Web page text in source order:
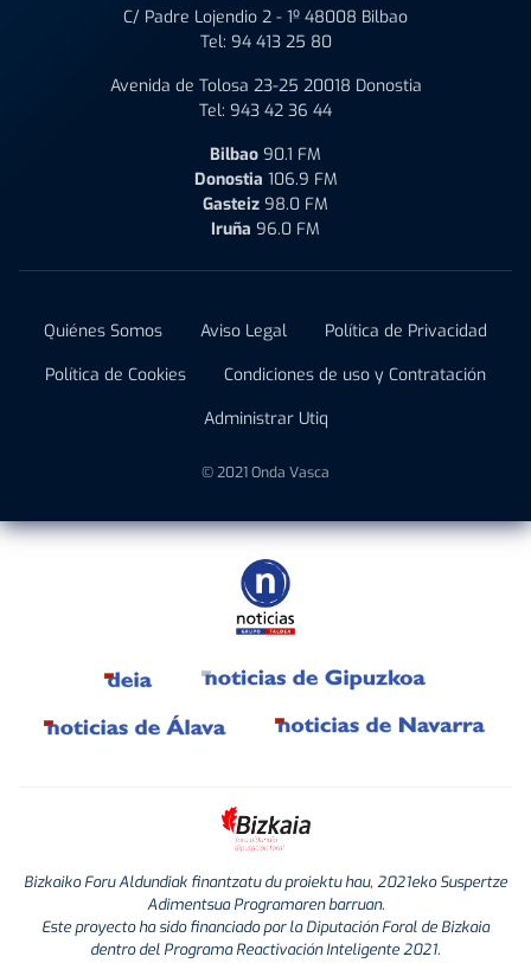
C/ Padre Lojendio 2 - 1º 48008 Bilbao
Tel: 94 413 25 80
Avenida de Tolosa 23-25 20018 Donostia
Tel: 943 42 36 44
Bilbao 90.1 FM
Donostia 106.9 FM
Gasteiz 98.0 FM
Iruña 96.0 FM
Quiénes Somos Aviso Legal
Política de Privacidad
Política de Cookies
Condiciones de uso y Contratación
Administrar Utiq
© 2021 Onda Vasca
Bizkaiko Foru Aldundiak finantzatu du proiektu hau, 2021eko Suspertze
Adimentsua Programaren barruan.
Este proyecto ha sido financiado por la Diputación Foral de Bizkaia
dentro del Programa Reactivación Inteligente 2021.